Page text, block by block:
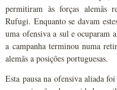
permitiram às forças alemãs
Rufugi. Enquanto se davam
uma ofensiva a sul e ocuparam
a campanha terminou numa
alemãs a posições portuguesas.
Esta pausa na ofensiva aliada